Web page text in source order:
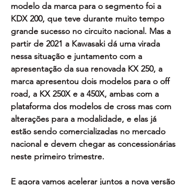
modelo da marca para o segmento foi a
KDX 200, que teve durante muito tempo
grande sucesso no circuito nacional. Mas a
partir de 2021 a Kawasaki dá uma virada
nessa situação e juntamento com a
apresentação da sua renovada KX 250, a
marca apresentou dois modelos para o off
road, a KX 250X e a 450X, ambas com a
plataforma dos modelos de cross mas com
alterações para a modalidade, e elas já
estão sendo comercializadas no mercado
nacional e devem chegar as concessionárias
neste primeiro trimestre.
E agora vamos acelerar juntos a nova versão